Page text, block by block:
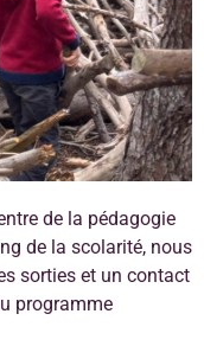
la
des
de la pédagogie
de la scolarité, nous
sorties et un contact
programme